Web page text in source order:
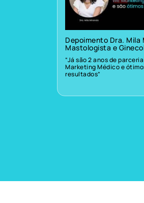
Depoimento Dra. Mila
Mastologista e
“Já são 2 anos de
Marketing Médico e
resultados”